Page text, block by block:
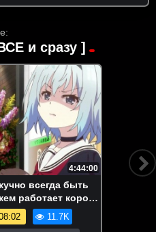
и сразу ]
4:44:00
всегда быть
работает король
Все серии
11.7K